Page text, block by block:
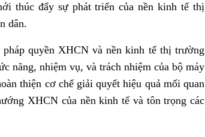
thúc đẩy sự phát triển của nền kinh tế thị
dân.
quyền XHCN và nền kinh tế thị trường
năng, nhiệm vụ, và trách nhiệm của bộ máy
thiện cơ chế giải quyết hiệu quả mối quan
XHCN của nền kinh tế và tôn trọng các